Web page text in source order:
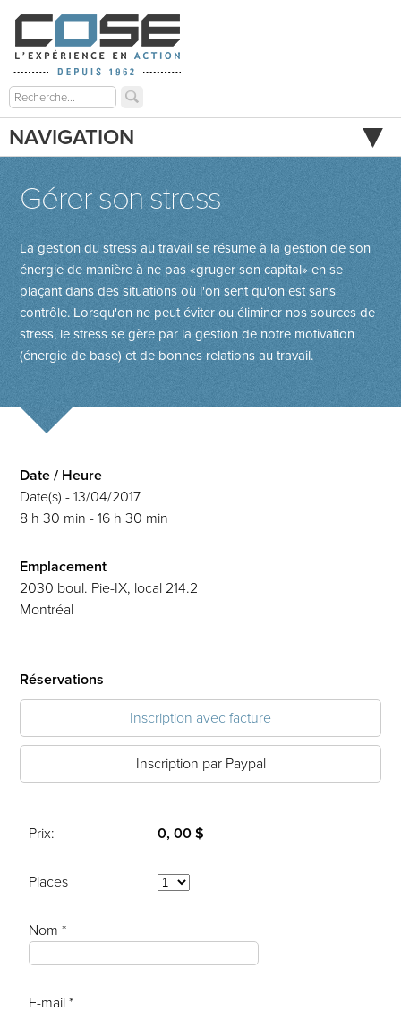
NAVIGATION
Gérer son stress
La gestion du stress au travail se résume à la gestion de son
énergie de manière à ne pas «gruger son capital» en se
plaçant dans des situations où l'on sent qu'on est sans
contrôle. Lorsqu'on ne peut éviter ou éliminer nos sources de
stress, le stress se gère par la gestion de notre motivation
(énergie de base) et de bonnes relations au travail.
Date / Heure
Date(s) - 13/04/2017
8 h 30 min - 16 h 30 min
Emplacement
2030 boul. Pie-IX, local 214.2
Montréal
Réservations
Inscription avec facture
Inscription par Paypal
Prix: 0, 00 $
Places
Nom *
E-mail *